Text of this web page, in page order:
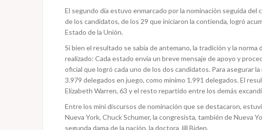
El segundo día estuvo enmarcado por la nominación seguida
de los candidatos, de los 29 que iniciaron la contienda, logró
Estado de la Unión.
Si bien el resultado se sabía de antemano, la tradición y la
realizado: Cada estado envía un breve mensaje de apoyo y
oficial que logró cada uno de los dos candidatos. Para asegurar
3.979 delegados en juego, como mínimo 1.991 delegados. El
Elizabeth Warren, 63 y el resto repartido entre los demás
Entre los mini discursos de nominación que se destacaron,
Nueva York, Chuck Schumer, la congresista, también de Nueva
segunda dama de la nación, la doctora Jill Biden.